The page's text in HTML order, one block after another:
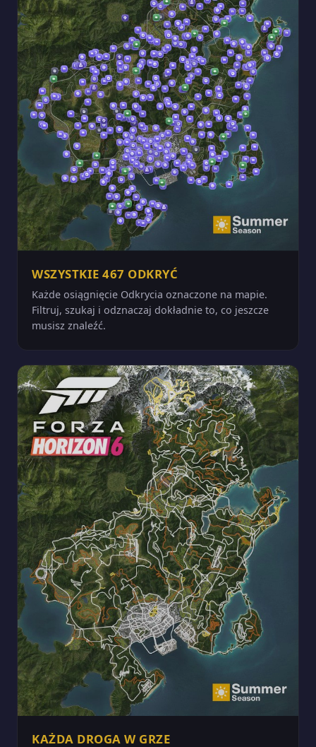
WSZYSTKIE 467 ODKRYĆ
Każde osiągnięcie Odkrycia oznaczone na mapie.
Filtruj, szukaj i odznaczaj dokładnie to, co jeszcze
musisz znaleźć.
KAŻDA DROGA W GRZE